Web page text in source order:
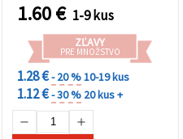
Nastavenia
1.60€ 1-9 kus
ZĽAVY
PRE MNOŽSTVO
1.28 €- 20 %10-19 kus
1.12 €- 30 % 20 kus +